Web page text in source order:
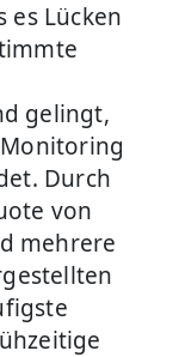
es Lücken
gelingt,
Durch
von
mehrere